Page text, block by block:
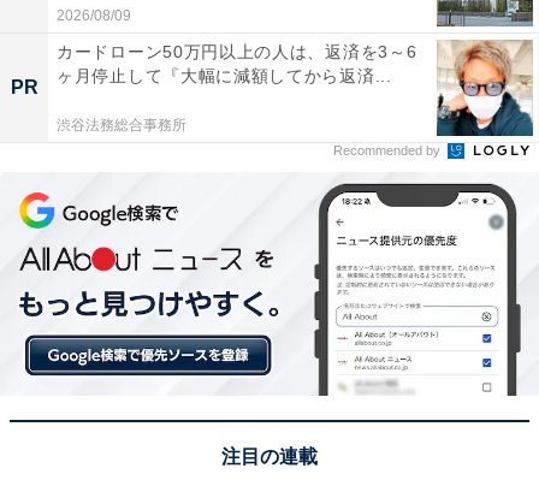
2026/08/09
PR
カードローン50万円以上の人は、返済を3～6
ヶ月停止して『大幅に減額してから返済...
渋谷法務総合事務所
Recommended by
注目の連載